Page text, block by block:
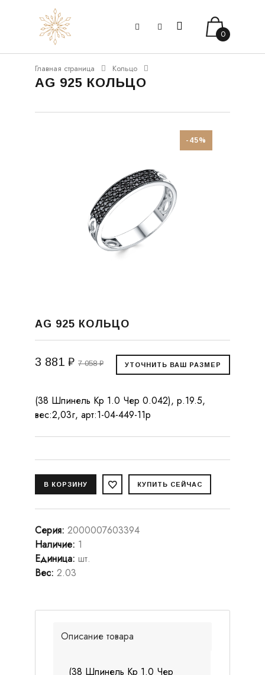
0
Главная страница Кольцо
AG 925 КОЛЬЦО
-45%
AG 925 КОЛЬЦО
3 881 ₽ 7 058 ₽
(38 Шпинель Кр 1.0 Чер 0.042), р.19.5,
вес:2,03г, арт:1-04-449-11р
Серия: 2000007603394
Наличие: 1
Единица: шт.
Вес: 2.03
Описание товара
(38 Шпинель Кр 1.0 Чер